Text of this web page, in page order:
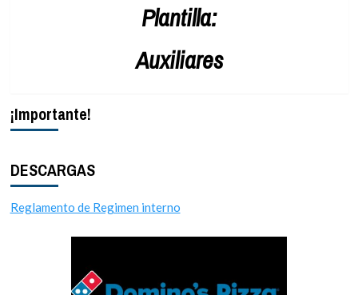
Plantilla:
Auxiliares
¡Importante!
DESCARGAS
Reglamento de Regimen interno